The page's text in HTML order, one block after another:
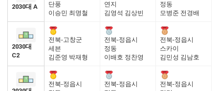
2030대 A
단풍
이승민 최명철
연지
김영석 김상빈
정동
모병준 전경배
2030대
C2
전북-고창군
세븐
김준영 박재형
전북-정읍시
정동
이배호 정찬영
전북-정읍시
스카이
김민성 김남호
전북-정읍시
전북-정읍시
전북-정읍시